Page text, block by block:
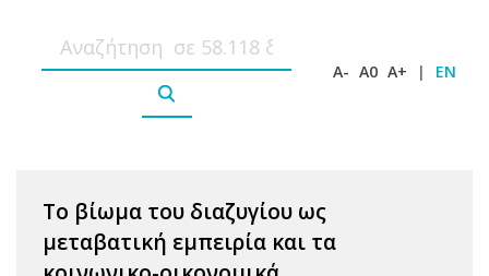
A- A0 A+ | EN
Το βίωμα του διαζυγίου ως
μεταβατική εμπειρία και τα